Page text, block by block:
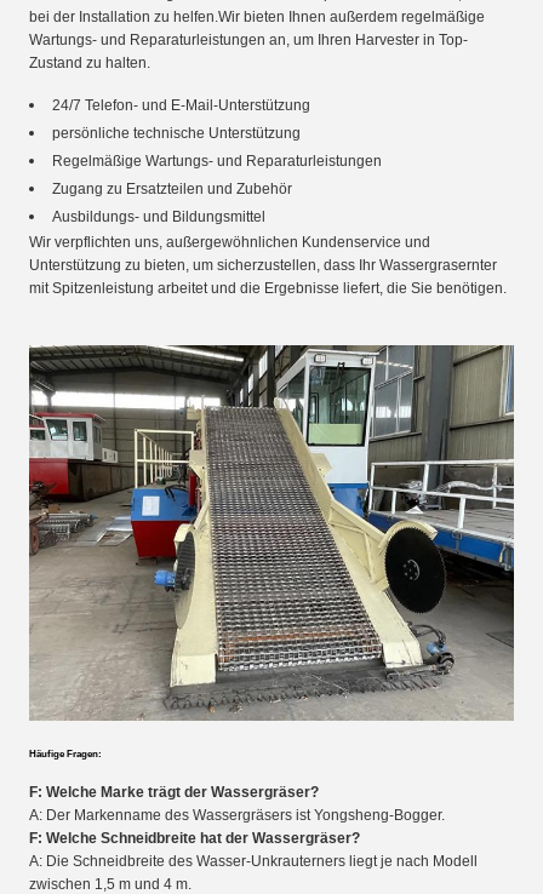
bei der Installation zu helfen.Wir bieten Ihnen außerdem regelmäßige
Wartungs- und Reparaturleistungen an, um Ihren Harvester in Top-
Zustand zu halten.
24/7 Telefon- und E-Mail-Unterstützung
persönliche technische Unterstützung
Regelmäßige Wartungs- und Reparaturleistungen
Zugang zu Ersatzteilen und Zubehör
Ausbildungs- und Bildungsmittel
Wir verpflichten uns, außergewöhnlichen Kundenservice und
Unterstützung zu bieten, um sicherzustellen, dass Ihr Wassergrasernter
mit Spitzenleistung arbeitet und die Ergebnisse liefert, die Sie benötigen.
Häufige Fragen:
F: Welche Marke trägt der Wassergräser?
A: Der Markenname des Wassergräsers ist Yongsheng-Bogger.
F: Welche Schneidbreite hat der Wassergräser?
A: Die Schneidbreite des Wasser-Unkrauterners liegt je nach Modell
zwischen 1,5 m und 4 m.